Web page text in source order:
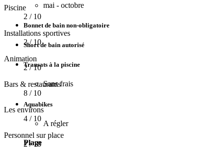
mai - octobre
Bonnet de bain non-obligatoire
Short de bain autorisé
Transats à la piscine
Sans frais
Aquabikes
A régler
Plage
Piscine
2 / 10
Installations sportives
2/ 10
Animation
2/ 10
Bars & restaurants
8 / 10
Les environs
4 / 10
Personnel sur place
2/ 10